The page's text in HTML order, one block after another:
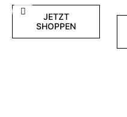
ZurückJETZT
SHOPPEN